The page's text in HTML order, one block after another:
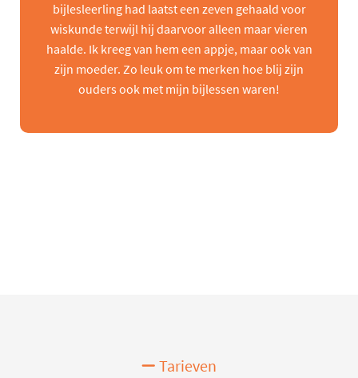
bijlesleerling had laatst een zeven gehaald voor
wiskunde terwijl hij daarvoor alleen maar vieren
haalde. Ik kreeg van hem een appje, maar ook van
zijn moeder. Zo leuk om te merken hoe blij zijn
ouders ook met mijn bijlessen waren!
Tarieven